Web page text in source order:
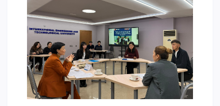
ИНТЕРЕСНОЕ
Напутствие
Международная программа АССА
Проживание и общежития
Кампус-тур
International studying
METU Courses